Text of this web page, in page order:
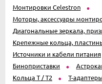
Монтировки Celestron
Моторы, аксессуары
Диагональные зеркала,
Крепежные кольца,
Источники и кабели питания
Биноприставки
Кольца T / T2
T-